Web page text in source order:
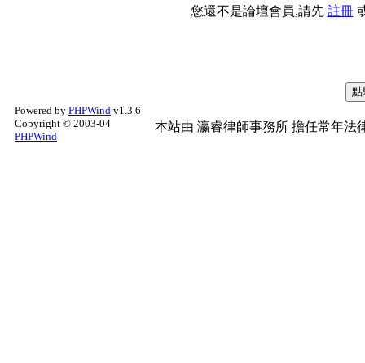
您還不是論壇會員,請先 註冊
Powered by PHPWind v1.3.6
Copyright © 2003-04
PHPWind
本站由 瀛睿律師事務所 擔任常年法